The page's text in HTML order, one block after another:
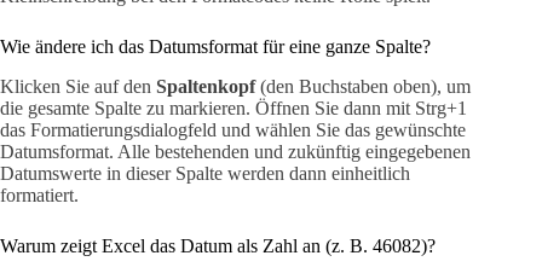
Wie ändere ich das Datumsformat für eine ganze Spalte?
Klicken Sie auf den Spaltenkopf(den Buchstaben oben), um
die gesamte Spalte zu markieren. Öffnen Sie dann mit Strg+1
das Formatierungsdialogfeld und wählen Sie das gewünschte
Datumsformat. Alle bestehenden und zukünftig eingegebenen
Datumswerte in dieser Spalte werden dann einheitlich
formatiert.
Warum zeigt Excel das Datum als Zahl an (z. B. 46082)?